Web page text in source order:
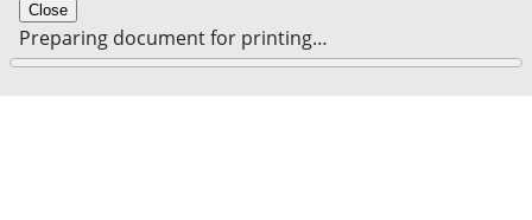
Close
Preparing document for printing…